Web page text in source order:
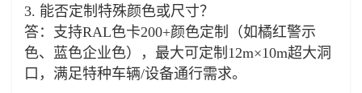
3. 能否定制特殊颜色或尺寸？
答：支持RAL色卡200+颜色定制（如橘红警示
色、蓝色企业色），最大可定制12m×10m超大洞
口，满足特种车辆/设备通行需求。